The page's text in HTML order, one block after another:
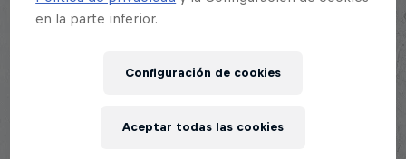
EXPLORA TODAS SUS
en la parte inferior.
Configuración de cookies
Aceptar todas las cookies